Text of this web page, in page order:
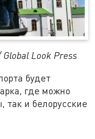
Look Press
будет
где можно
так и белорусские